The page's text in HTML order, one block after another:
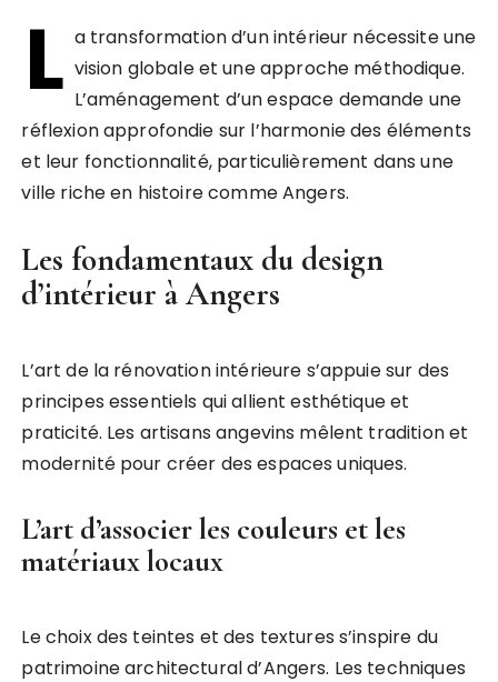
L a transformation d’un intérieur nécessite une
vision globale et une approche méthodique.
L’aménagement d’un espace demande une
réflexion approfondie sur l’harmonie des éléments
et leur fonctionnalité, particulièrement dans une
ville riche en histoire comme Angers.
Les fondamentaux du design
d’intérieur à Angers
L’art de la rénovation intérieure s’appuie sur des
principes essentiels qui allient esthétique et
praticité. Les artisans angevins mêlent tradition et
modernité pour créer des espaces uniques.
L’art d’associer les couleurs et les
matériaux locaux
Le choix des teintes et des textures s’inspire du
patrimoine architectural d’Angers. Les techniques